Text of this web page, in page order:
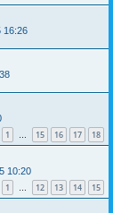
16:26
1 … 15 16 17 18
10:20
1 … 12 13 14 15